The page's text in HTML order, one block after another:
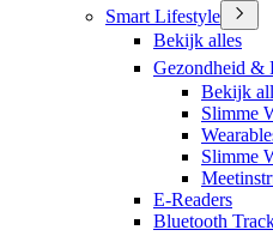
Smart Lifestyle
Bekijk alles
Gezondheid &
Bekijk
Slimme
Slimme
E-Readers
Bluetooth